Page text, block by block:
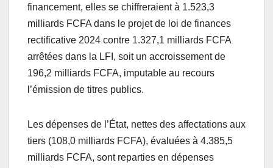
financement, elles se chiffreraient à 1.523,3
milliards FCFA dans le projet de loi de finances
rectificative 2024 contre 1.327,1 milliards FCFA
arrêtées dans la LFI, soit un accroissement de
196,2 milliards FCFA, imputable au recours
l’émission de titres publics.
Les dépenses de l’État, nettes des affectations aux
tiers (108,0 milliards FCFA), évaluées à 4.385,5
milliards FCFA, sont reparties en dépenses